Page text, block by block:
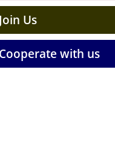
Join Us
Cooperate with us